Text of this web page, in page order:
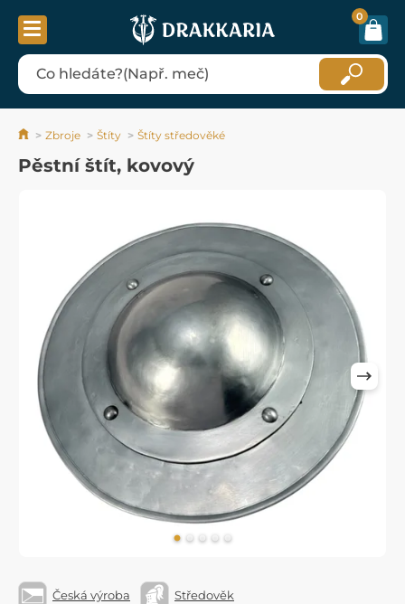
0
Zbroje Štíty Štíty středověké
Pěstní štít, kovový
Česká výroba Středověk